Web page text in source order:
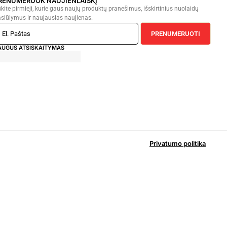
pirmieji, kurie gaus naujų produktų pranešimus, išskirtinius nuolaidų
ir naujausias naujienas.
PRENUMERUOTI
ATSISKAITYMAS
Privatumo politika